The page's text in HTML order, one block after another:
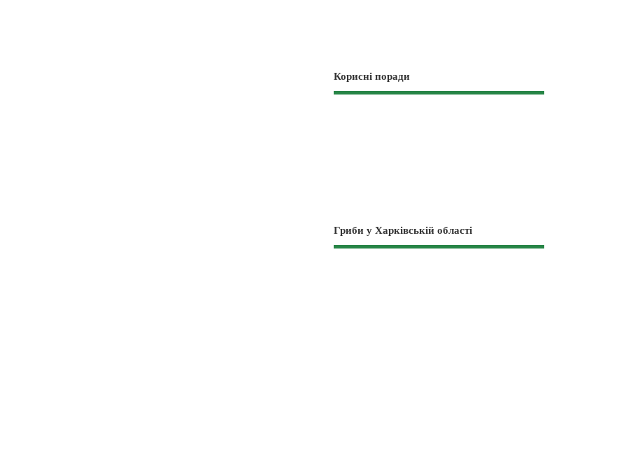
Корисні поради
Гриби у Харківській області